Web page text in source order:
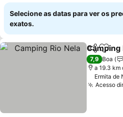
Selecione as datas para ver os
exatos.
Partilhar
Camping
7,9 Boa
a 19.3 km
Ermita de
Acesso